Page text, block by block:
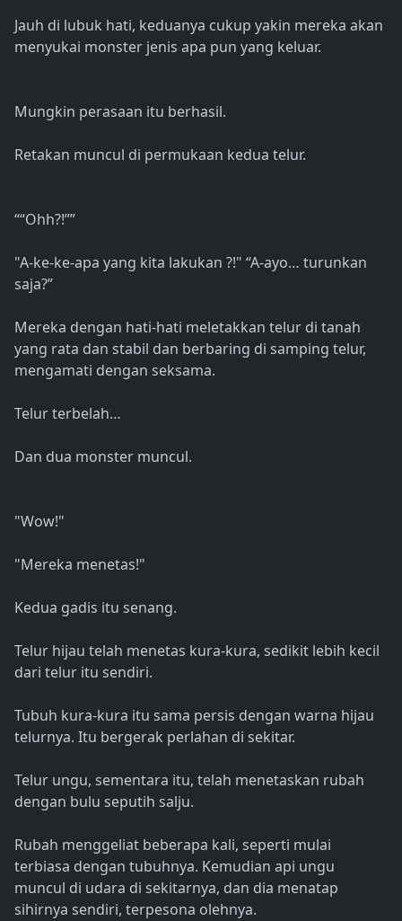
Jauh di lubuk hati, keduanya cukup yakin mereka akan
menyukai monster jenis apa pun yang keluar.
Mungkin perasaan itu berhasil.
Retakan muncul di permukaan kedua telur.
““Ohh?!””
"A-ke-ke-apa yang kita lakukan ?!" “A-ayo… turunkan
saja?”
Mereka dengan hati-hati meletakkan telur di tanah
yang rata dan stabil dan berbaring di samping telur,
mengamati dengan seksama.
Telur terbelah…
Dan dua monster muncul.
"Wow!"
"Mereka menetas!"
Kedua gadis itu senang.
Telur hijau telah menetas kura-kura, sedikit lebih kecil
dari telur itu sendiri.
Tubuh kura-kura itu sama persis dengan warna hijau
telurnya. Itu bergerak perlahan di sekitar.
Telur ungu, sementara itu, telah menetaskan rubah
dengan bulu seputih salju.
Rubah menggeliat beberapa kali, seperti mulai
terbiasa dengan tubuhnya. Kemudian api ungu
muncul di udara di sekitarnya, dan dia menatap
sihirnya sendiri, terpesona olehnya.